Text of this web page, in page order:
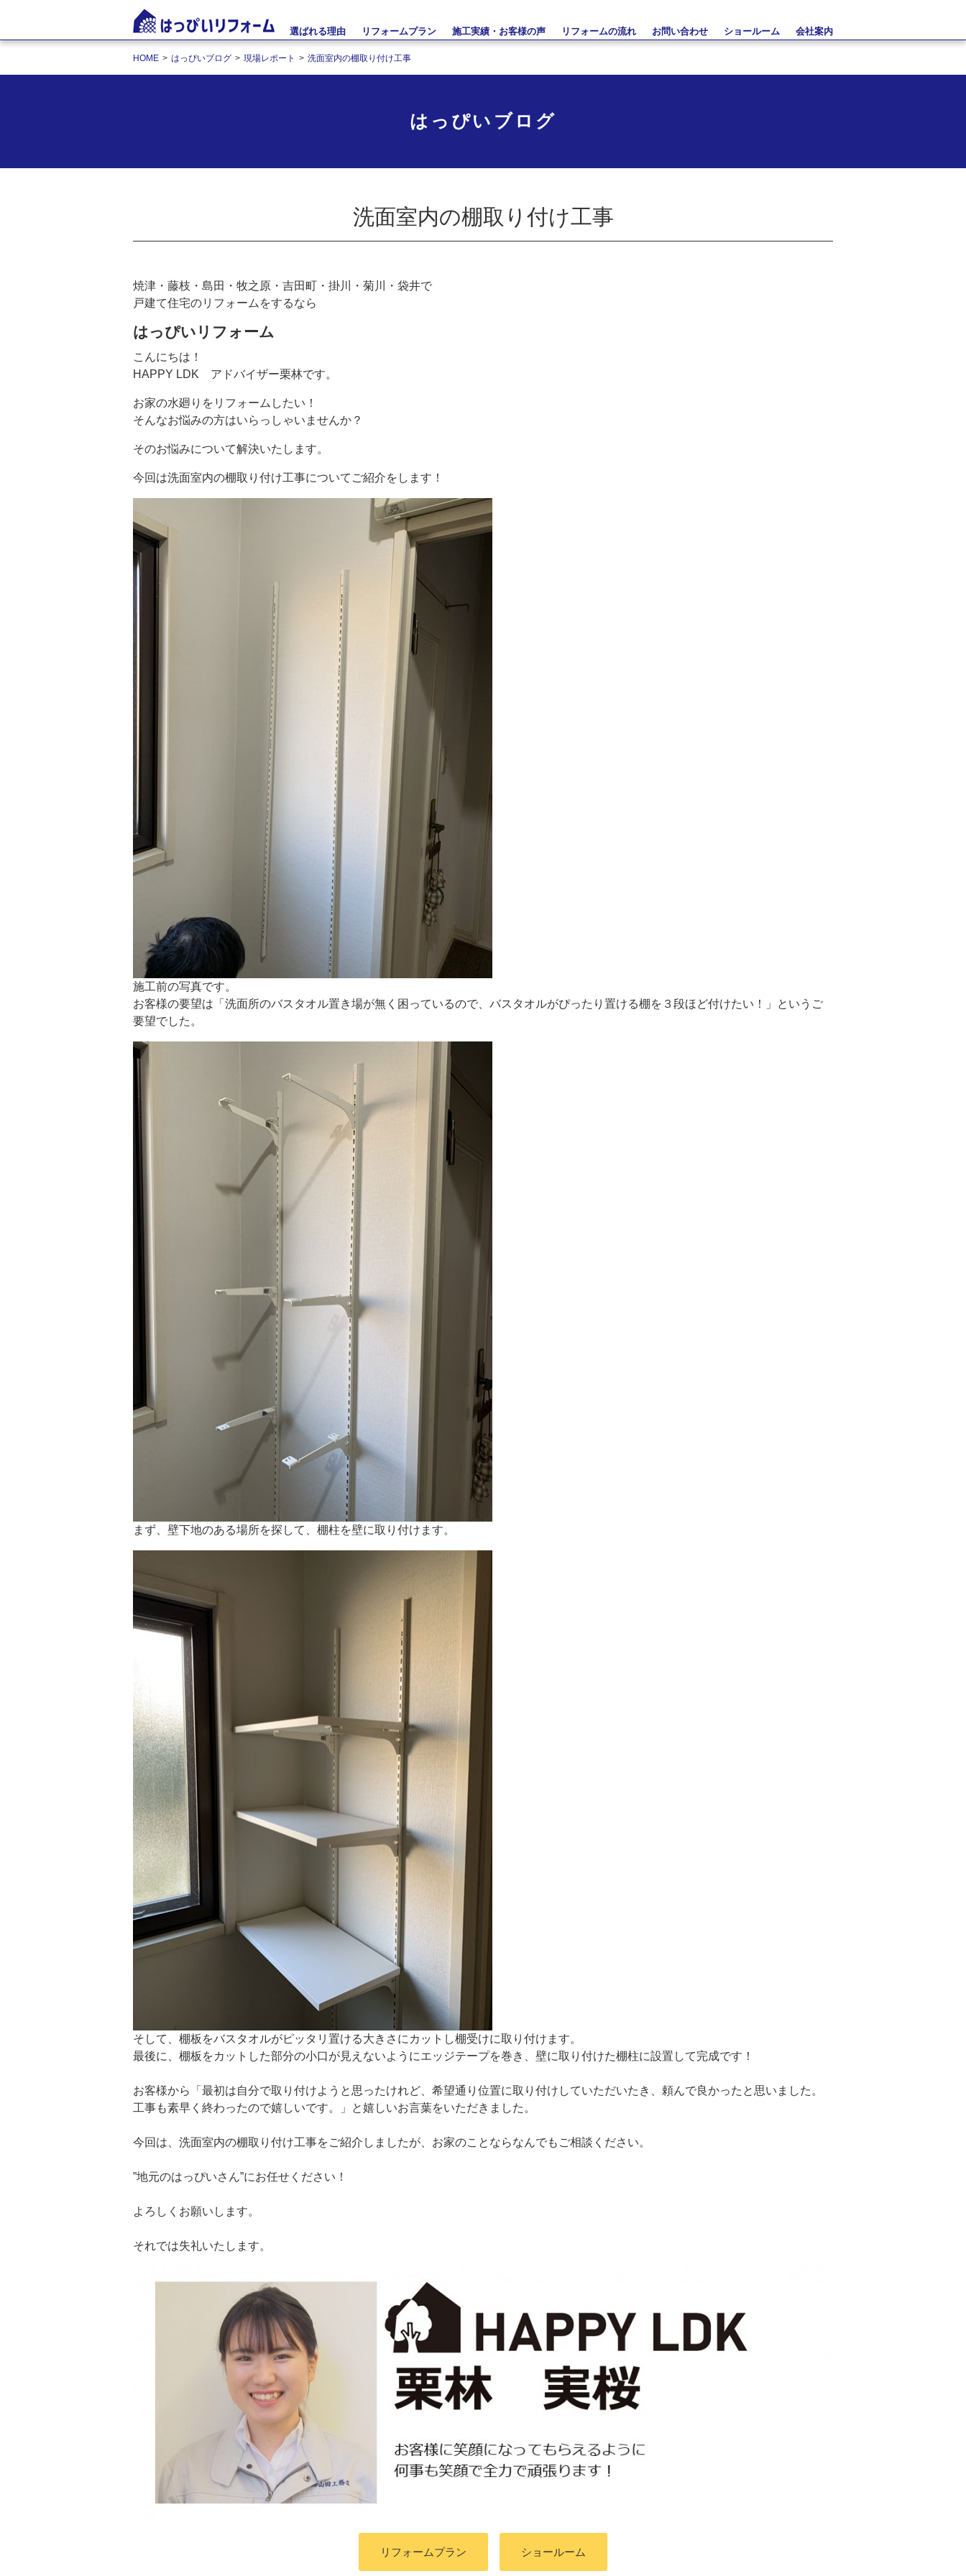
選ばれる理由 リフォームプラン 施工実績・お客様の声 リフォームの流れ お問い合わせ ショールーム 会社案内
HOME はっぴいブログ 現場レポート 洗面室内の棚取り付け工事
はっぴいブログ
洗面室内の棚取り付け工事
焼津・藤枝・島田・牧之原・吉田町・掛川・菊川・袋井で
戸建て住宅のリフォームをするなら
はっぴいリフォーム
こんにちは！
HAPPY LDK アドバイザー栗林です。
お家の水廻りをリフォームしたい！
そんなお悩みの方はいらっしゃいませんか？
そのお悩みについて解決いたします。
今回は洗面室内の棚取り付け工事についてご紹介をします！
施工前の写真です。
お客様の要望は「洗面所のバスタオル置き場が無く困っているので、バスタオルがぴったり置ける棚を３段ほど付けたい！」というご
要望でした。
まず、壁下地のある場所を探して、棚柱を壁に取り付けます。
そして、棚板をバスタオルがピッタリ置ける大きさにカットし棚受けに取り付けます。
最後に、棚板をカットした部分の小口が見えないようにエッジテープを巻き、壁に取り付けた棚柱に設置して完成です！
お客様から「最初は自分で取り付けようと思ったけれど、希望通り位置に取り付けしていただいたき、頼んで良かったと思いました。
工事も素早く終わったので嬉しいです。」と嬉しいお言葉をいただきました。
今回は、洗面室内の棚取り付け工事をご紹介しましたが、お家のことならなんでもご相談ください。
”地元のはっぴいさん”にお任せください！
よろしくお願いします。
それでは失礼いたします。
リフォームプラン ショールーム